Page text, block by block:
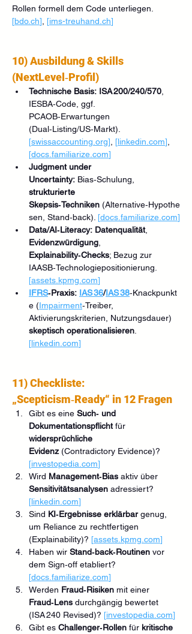
Rollen formell dem Code unterliegen.
[bdo.ch] [ims-treuhand.ch]
10) Ausbildung & Skills
(NextLevel‑Profil)
Technische Basis: ISA 200/240/570
IESBA‑Code, ggf.
PCAOB‑Erwartungen
(Dual‑Listing/US‑Markt).
[swissaccounting.org] [linkedin.com]
[docs.familiarize.com]
Judgment under
Uncertainty: Bias‑Schulung,
strukturierte
Skepsis‑Techniken (Alternative‑Hypothe
sen, Stand‑back). [docs.familiarize.com]
Data/AI‑Literacy: Datenqualität,
Evidenzwürdigung
Explainability‑Checks; Bezug zur
IAASB‑Technologiepositionierung.
[assets.kpmg.com]
IFRS‑Praxis: IAS 36/IAS 38‑Knackpunkt
e (Impairment‑Treiber,
Aktivierungskriterien, Nutzungsdauer)
skeptisch operationalisieren
[linkedin.com]
11) Checkliste:
„Scepticism‑Ready“ in 12 Fragen
Gibt es eine Such‑ und
Dokumentationspflicht für
widersprüchliche
Evidenz (Contradictory Evidence)?
[investopedia.com]
Wird Management‑Bias aktiv über
Sensitivitätsanalysen adressiert?
[linkedin.com]
Sind KI‑Ergebnisse erklärbar genug,
um Reliance zu rechtfertigen
(Explainability)? [assets.kpmg.com]
Haben wir Stand‑back‑Routinen vor
dem Sign‑off etabliert?
[docs.familiarize.com]
Werden Fraud‑Risiken mit einer
Fraud‑Lens durchgängig bewertet
(ISA 240 Revised)? [investopedia.com]
Gibt es Challenger‑Rollen für kritische